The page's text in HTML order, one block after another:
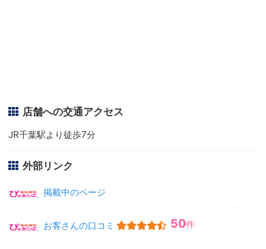
店舗への交通アクセス
JR千葉駅より徒歩7分
外部リンク
掲載中のページ
お客さんの口コミ 50件